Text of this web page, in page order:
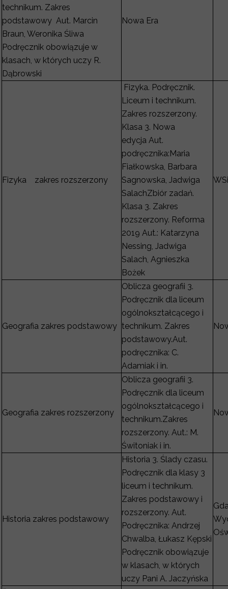
technikum. Zakres
podstawowy Aut. Marcin
Braun, Weronika Śliwa
Podręcznik obowiązuje w
klasach, w których uczy R.
Dąbrowski
Nowa Era
Fizyka zakres rozszerzony
Fizyka. Podręcznik.
Liceum i technikum.
Zakres rozszerzony.
Klasa 3. Nowa
edycja Aut.
podręcznika:Maria
Fiałkowska, Barbara
Sagnowska, Jadwiga
SalachZbiór zadań.
Klasa 3. Zakres
rozszerzony. Reforma
2019 Aut.: Katarzyna
Nessing, Jadwiga
Salach, Agnieszka
Bożek
Geografia zakres podstawowy
Oblicza geografii 3.
Podręcznik dla liceum
ogólnokształcącego i
technikum. Zakres
podstawowy.Aut.
podręcznika: C.
Adamiak i in.
Geografia zakres rozszerzony
Oblicza geografii 3.
Podręcznik dla liceum
ogólnokształcącego i
technikum.Zakres
rozszerzony. Aut.: M.
Świtoniak i in.
Historia zakres podstawowy
Historia 3. Ślady czasu.
Podręcznik dla klasy 3
liceum i technikum.
Zakres podstawowy i
rozszerzony. Aut.
Podręcznika: Andrzej
Chwalba, Łukasz Kępski
Podręcznik obowiązuje
w klasach, w których
uczy Pani A. Jaczyńska